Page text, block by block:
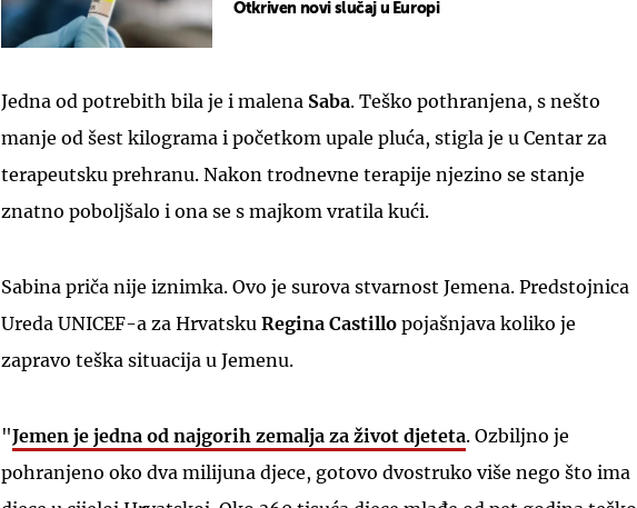
Otkriven novi slučaj u Europi
Jedna od potrebith bila je i malena Saba. Teško pothranjena, s nešto
manje od šest kilograma i početkom upale pluća, stigla je u Centar za
terapeutsku prehranu. Nakon trodnevne terapije njezino se stanje
znatno poboljšalo i ona se s majkom vratila kući.
Sabina priča nije iznimka. Ovo je surova stvarnost Jemena. Predstojnica
Ureda UNICEF-a za Hrvatsku Regina Castillo pojašnjava koliko je
zapravo teška situacija u Jemenu.
"Jemen je jedna od najgorih zemalja za život djeteta. Ozbiljno je
pohranjeno oko dva milijuna djece, gotovo dvostruko više nego što ima